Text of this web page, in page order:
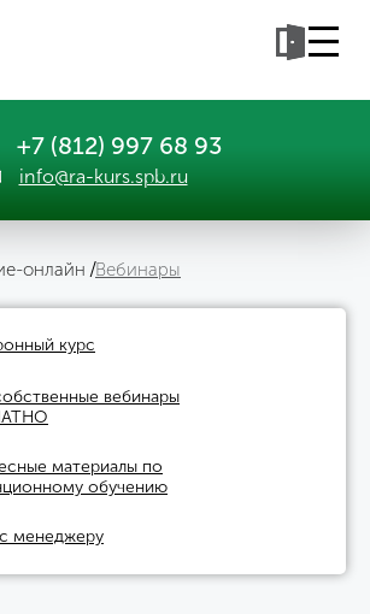
+7 (812) 997 68 93
info@ra-kurs.spb.ru
онлайн Вебинары
курс
вебинары
материалы по
обучению
менеджеру